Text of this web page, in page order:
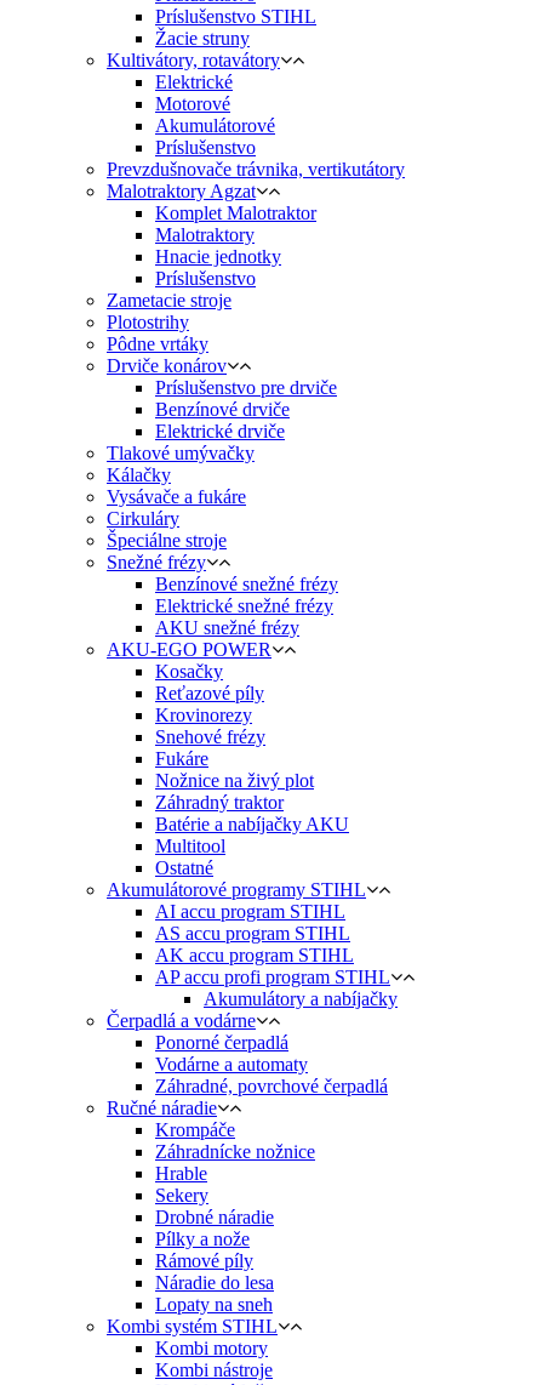
Príslušenstvo STIHL
Žacie struny
Kultivátory, rotavátory
Elektrické
Motorové
Akumulátorové
Príslušenstvo
Prevzdušnovače trávnika, vertikutátory
Malotraktory Agzat
Komplet Malotraktor
Malotraktory
Hnacie jednotky
Príslušenstvo
Zametacie stroje
Plotostrihy
Pôdne vrtáky
Drviče konárov
Príslušenstvo pre drviče
Benzínové drviče
Elektrické drviče
Tlakové umývačky
Kálačky
Vysávače a fukáre
Cirkuláry
Špeciálne stroje
Snežné frézy
Benzínové snežné frézy
Elektrické snežné frézy
AKU snežné frézy
AKU-EGO POWER
Kosačky
Reťazové píly
Krovinorezy
Snehové frézy
Fukáre
Nožnice na živý plot
Záhradný traktor
Batérie a nabíjačky AKU
Multitool
Ostatné
Akumulátorové programy STIHL
AI accu program STIHL
AS accu program STIHL
AK accu program STIHL
AP accu profi program STIHL
Akumulátory a nabíjačky
Čerpadlá a vodárne
Ponorné čerpadlá
Vodárne a automaty
Záhradné, povrchové čerpadlá
Ručné náradie
Krompáče
Záhradnícke nožnice
Hrable
Sekery
Drobné náradie
Pílky a nože
Rámové píly
Náradie do lesa
Lopaty na sneh
Kombi systém STIHL
Kombi motory
Kombi nástroje